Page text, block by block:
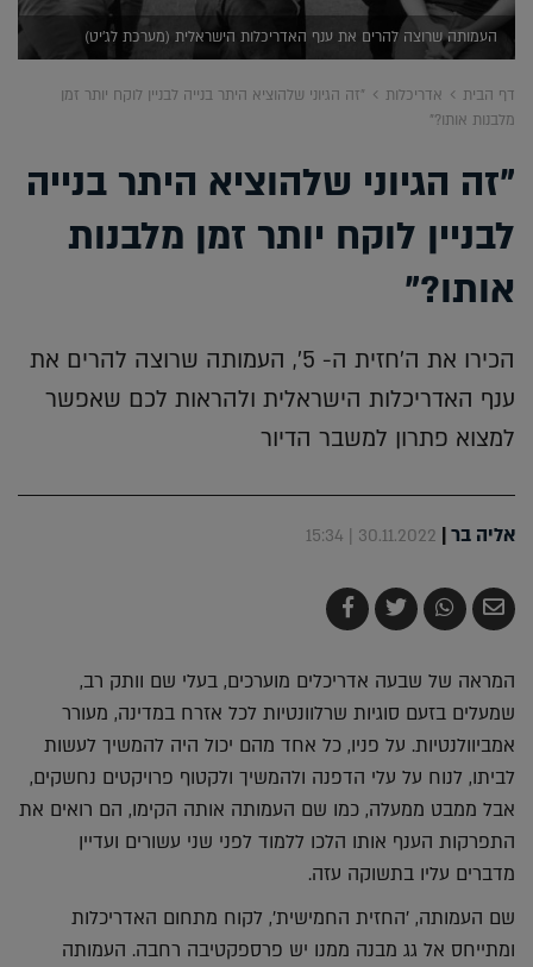
העמותה שרוצה להרים את ענף האדריכלות הישראלית (מערכת לג'יט)
דף הבית אדריכלות
"זה הגיוני שלהוציא היתר בנייה לבניין לוקח יותר זמן
מלבנות אותו?"
"זה הגיוני שלהוציא היתר בנייה
לבניין לוקח יותר זמן מלבנות
אותו?"
הכירו את ה'חזית ה- 5', העמותה שרוצה להרים את
ענף האדריכלות הישראלית ולהראות לכם שאפשר
למצוא פתרון למשבר הדיור
אליה בר|
30.11.2022 | 15:34
שלח
בדואר
שתף
ב-
צייץ
ב-
שתף
ב-
המראה של שבעה אדריכלים מוערכים, בעלי שם וותק רב,
שמעלים בזעם סוגיות שרלוונטיות לכל אזרח במדינה, מעורר
אמביוולנטיות. על פניו, כל אחד מהם יכול היה להמשיך לעשות
לביתו, לנוח על עלי הדפנה ולהמשיך ולקטוף פרויקטים נחשקים,
אבל ממבט ממעלה, כמו שם העמותה אותה הקימו, הם רואים את
התפרקות הענף אותו הלכו ללמוד לפני שני עשורים ועדיין
מדברים עליו בתשוקה עזה.
שם העמותה, 'החזית החמישית', לקוח מתחום האדריכלות
ומתייחס אל גג מבנה ממנו יש פרספקטיבה רחבה. העמותה